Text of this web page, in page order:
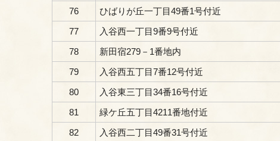
76
ひばりが丘一丁目49番1号付近
77
入谷西一丁目9番9号付近
78
新田宿279－1番地内
79
入谷西五丁目7番12号付近
80
入谷東三丁目34番16号付近
81
緑ケ丘五丁目4211番地付近
82
入谷西二丁目49番31号付近